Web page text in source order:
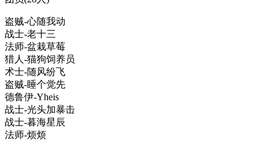
盗贼-心随我动
战士-老十三
法师-盆栽草莓
猎人-猫狗饲养员
术士-随风纷飞
盗贼-睡个觉先
德鲁伊-Yheis
战士-光头加暴击
战士-暮海星辰
法师-烦烦